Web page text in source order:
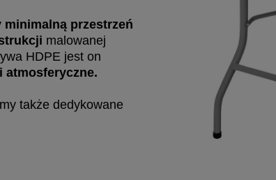
minimalną przestrzeń
malowanej
HDPE jest on
atmosferyczne.
także dedykowane